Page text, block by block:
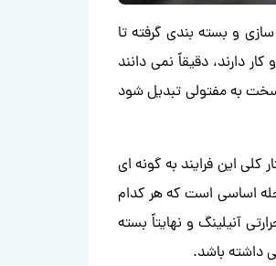
و بسته بندی گرفته تا
دارند، دقیقاً نمی دانند
به مفتولی تبدیل شود
کلی این فرایند به گونه ای
اساسی است که هر کدام
آنیلینگ و نهایتاً بسته
داشته باشد.